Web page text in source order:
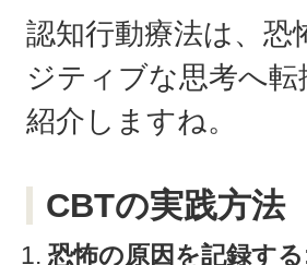
認知行動療法は、
ジティブな思考へ
紹介しますね。
CBTの実践方法
恐怖の原因を記録す